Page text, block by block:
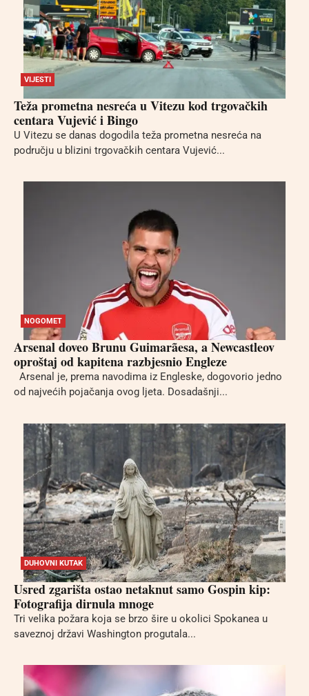
VIJESTI
Teža prometna nesreća u Vitezu kod trgovačkih
centara Vujević i Bingo
U Vitezu se danas dogodila teža prometna nesreća na
području u blizini trgovačkih centara Vujević...
NOGOMET
Arsenal doveo Brunu Guimarãesa, a Newcastleov
oproštaj od kapitena razbjesnio Engleze
Arsenal je, prema navodima iz Engleske, dogovorio jedno
od najvećih pojačanja ovog ljeta. Dosadašnji...
DUHOVNI KUTAK
Usred zgarišta ostao netaknut samo Gospin kip:
Fotografija dirnula mnoge
Tri velika požara koja se brzo šire u okolici Spokanea u
saveznoj državi Washington progutala...